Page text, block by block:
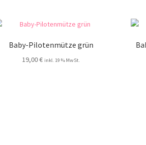
Baby-Pilotenmütze grün
19,00€ inkl. 19 % MwSt.